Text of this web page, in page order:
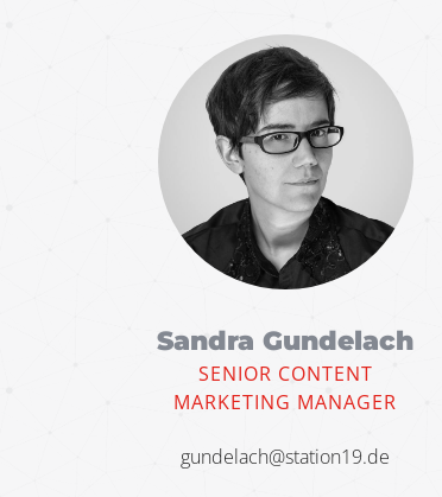
Sandra Gundelach
SENIOR CONTENT
MARKETING MANAGER
gundelach@station19.de